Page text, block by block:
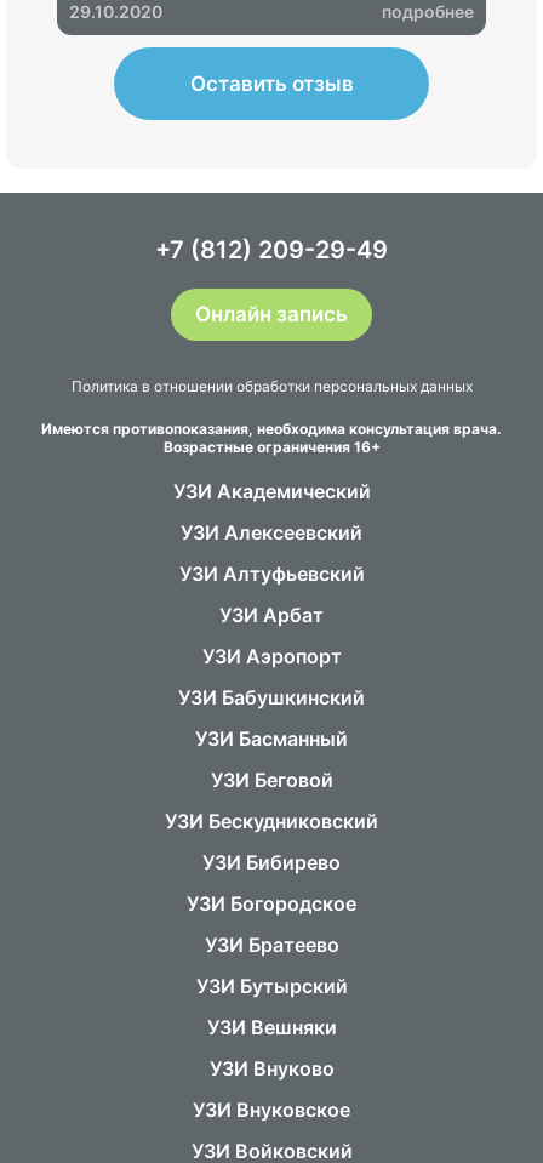
отраслевом клинико-диагностическом центре
Газпром на ул. Намёткина16. Причем описание
делали кандидаты медицинских наук. Все
очень достойно. А главное - информативно.
29.10.2020 подробнее
Оставить отзыв
+7 (812) 209-29-49
Онлайн запись
Политика в отношении обработки персональных данных
Имеются противопоказания, необходима консультация врача.
Возрастные ограничения 16+
УЗИ Академический
УЗИ Алексеевский
УЗИ Алтуфьевский
УЗИ Арбат
УЗИ Аэропорт
УЗИ Бабушкинский
УЗИ Басманный
УЗИ Беговой
УЗИ Бескудниковский
УЗИ Бибирево
УЗИ Богородское
УЗИ Братеево
УЗИ Бутырский
УЗИ Вешняки
УЗИ Внуково
УЗИ Внуковское
УЗИ Войковский